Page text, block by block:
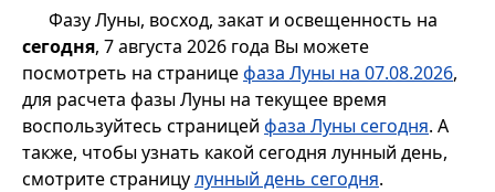
Фазу Луны, восход, закат и освещенность на
сегодня, 7 августа 2026 года Вы можете
посмотреть на страницефаза Луны на 07.08.2026,
для расчета фазы Луны на текущее время
воспользуйтесь страницей фаза Луны сегодня. А
также, чтобы узнать какой сегодня лунный день,
смотрите страницулунный день сегодня.